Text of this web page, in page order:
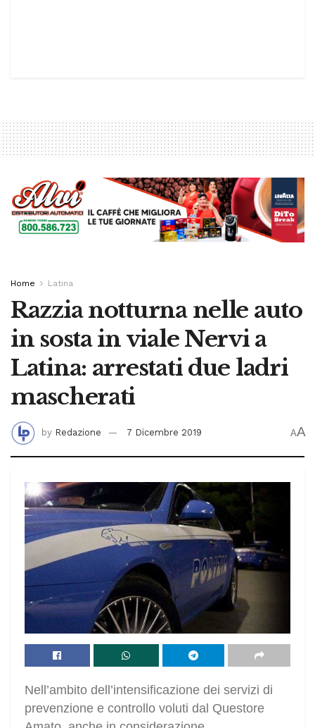
Home Latina
Razzia notturna nelle auto
in sosta in viale Nervi a
Latina: arrestati due ladri
mascherati
by Redazione 7 Dicembre 2019 AA
Nell’ambito dell’intensificazione dei servizi di
prevenzione e controllo voluti dal Questore